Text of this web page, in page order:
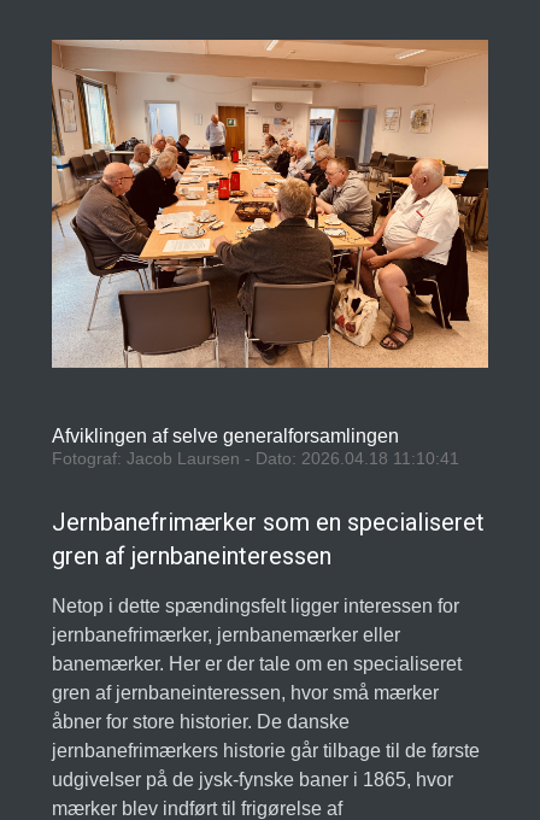
Afviklingen af selve generalforsamlingen
Fotograf: Jacob Laursen - Dato: 2026.04.18 11:10:41
Jernbanefrimærker som en specialiseret
gren af jernbaneinteressen
Netop i dette spændingsfelt ligger interessen for
jernbanefrimærker, jernbanemærker eller
banemærker. Her er der tale om en specialiseret
gren af jernbaneinteressen, hvor små mærker
åbner for store historier. De danske
jernbanefrimærkers historie går tilbage til de første
udgivelser på de jysk-fynske baner i 1865, hvor
mærker blev indført til frigørelse af